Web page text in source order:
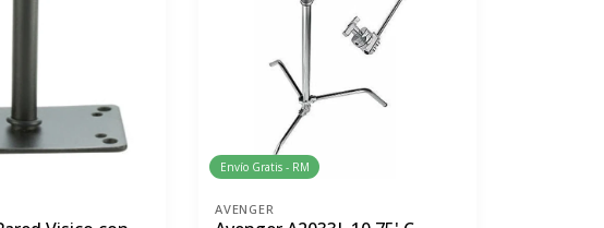
Envío Gratis - RM
AVENGER